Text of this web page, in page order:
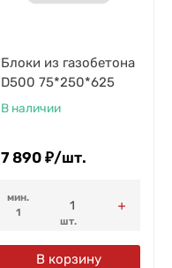
Блоки из газобетона
D500 75*250*625
В наличии
7 890 ₽/шт.
мин.
1
шт.
В корзину